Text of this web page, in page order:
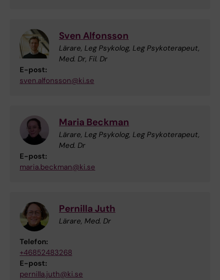
Sven Alfonsson
Lärare, Leg Psykolog, Leg Psykoterapeut,
Med. Dr, Fil. Dr
E-post:
sven.alfonsson@ki.se
Maria Beckman
Lärare, Leg Psykolog, Leg Psykoterapeut,
Med. Dr
E-post:
maria.beckman@ki.se
Pernilla Juth
Lärare, Med. Dr
Telefon:
+46852483268
E-post:
pernilla.juth@ki.se